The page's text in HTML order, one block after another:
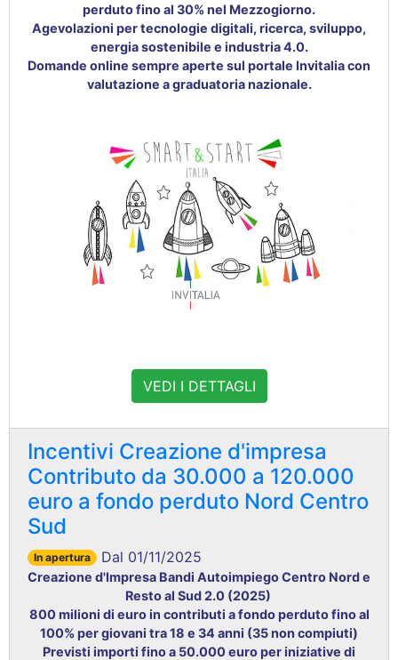
perduto fino al 30% nel Mezzogiorno.
Agevolazioni per tecnologie digitali, ricerca, sviluppo,
energia sostenibile e industria 4.0.
Domande online sempre aperte sul portale Invitalia con
valutazione a graduatoria nazionale.
VEDI I DETTAGLI
Incentivi Creazione d'impresa
Contributo da 30.000 a 120.000
euro a fondo perduto Nord Centro
Sud
In apertura Dal 01/11/2025
Creazione d'Impresa Bandi Autoimpiego Centro Nord e
Resto al Sud 2.0 (2025)
800 milioni di euro in contributi a fondo perduto fino al
100% per giovani tra 18 e 34 anni (35 non compiuti)
Previsti importi fino a 50.000 euro per iniziative di